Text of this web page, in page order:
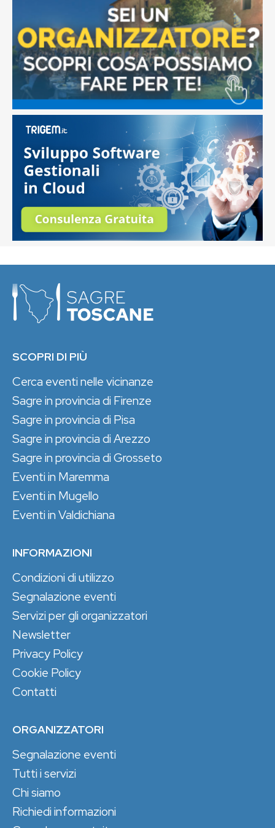
SCOPRI DI PIÙ
Cerca eventi nelle vicinanze
Sagre in provincia di Firenze
Sagre in provincia di Pisa
Sagre in provincia di Arezzo
Sagre in provincia di Grosseto
Eventi in Maremma
Eventi in Mugello
Eventi in Valdichiana
INFORMAZIONI
Condizioni di utilizzo
Segnalazione eventi
Servizi per gli organizzatori
Newsletter
Privacy Policy
Cookie Policy
Contatti
ORGANIZZATORI
Segnalazione eventi
Tutti i servizi
Chi siamo
Richiedi informazioni